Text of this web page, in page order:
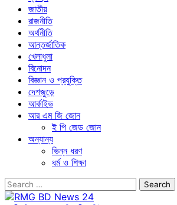
জাতীয়
রাজনীতি
অর্থনীতি
আন্তর্জাতিক
খেলাধুলা
বিনোদন
বিজ্ঞান ও প্রযুক্তি
দেশজুড়ে
আর্কাইভ
আর এম জি জোন
ই পি জেড জোন
অন্যান্য
ভিন্ন ধরণ
ধর্ম ও শিক্ষা
Search
for: